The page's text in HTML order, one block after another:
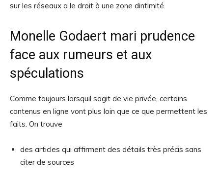
sur les réseaux a le droit à une zone dintimité.
Monelle Godaert mari prudence
face aux rumeurs et aux
spéculations
Comme toujours lorsquil sagit de vie privée, certains
contenus en ligne vont plus loin que ce que permettent les
faits. On trouve
des articles qui affirment des détails très précis sans
citer de sources